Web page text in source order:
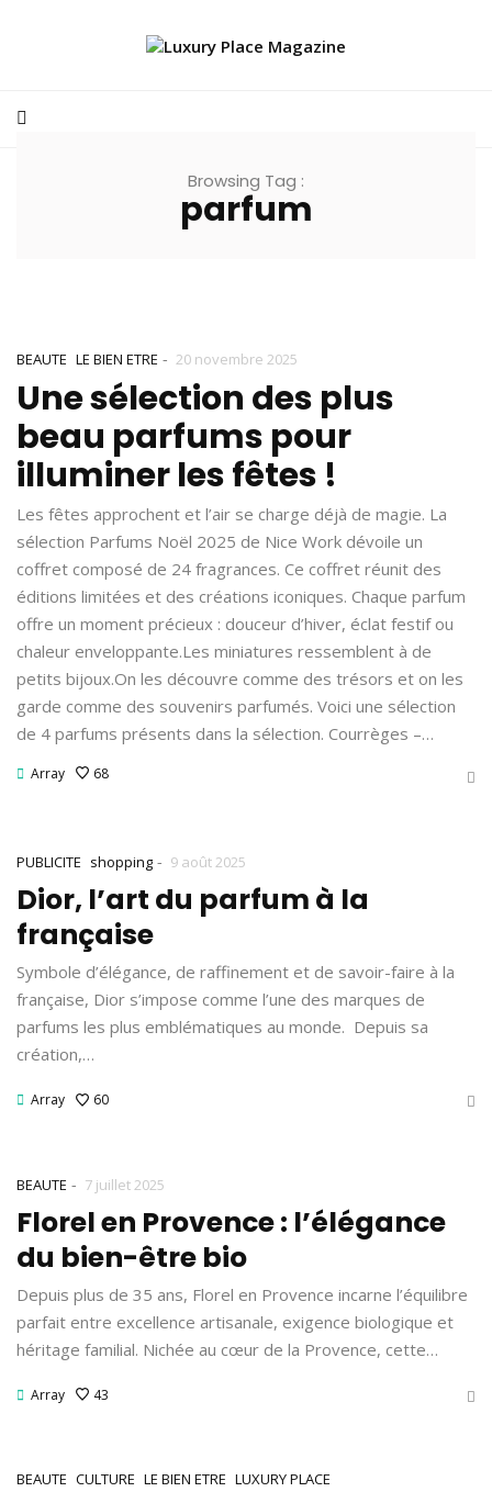
Browsing Tag :
parfum
BEAUTE LE BIEN ETRE - 20 novembre 2025
Une sélection des plus
beau parfums pour
illuminer les fêtes !
Les fêtes approchent et l’air se charge déjà de magie. La
sélection Parfums Noël 2025 de Nice Work dévoile un
coffret composé de 24 fragrances. Ce coffret réunit des
éditions limitées et des créations iconiques. Chaque parfum
offre un moment précieux : douceur d’hiver, éclat festif ou
chaleur enveloppante.Les miniatures ressemblent à de
petits bijoux.On les découvre comme des trésors et on les
garde comme des souvenirs parfumés. Voici une sélection
de 4 parfums présents dans la sélection. Courrèges –…
Array 68
PUBLICITE shopping - 9 août 2025
Dior, l’art du parfum à la
française
Symbole d’élégance, de raffinement et de savoir-faire à la
française, Dior s’impose comme l’une des marques de
parfums les plus emblématiques au monde. Depuis sa
création,…
Array 60
BEAUTE - 7 juillet 2025
Florel en Provence : l’élégance
du bien-être bio
Depuis plus de 35 ans, Florel en Provence incarne l’équilibre
parfait entre excellence artisanale, exigence biologique et
héritage familial. Nichée au cœur de la Provence, cette…
Array 43
BEAUTE CULTURE LE BIEN ETRE LUXURY PLACE